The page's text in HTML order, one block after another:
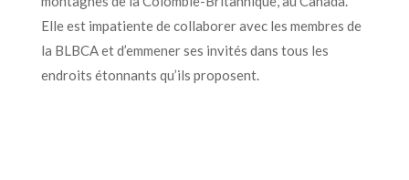
Elle est impatiente de collaborer avec les membres de
la BLBCA et d’emmener ses invités dans tous les
endroits étonnants qu’ils proposent.